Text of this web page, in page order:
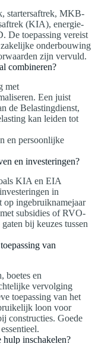
startersaftrek, MKB-
(KIA), energie-
De toepassing vereist
onderbouwing
zijn vervuld.
combineren?
met
Een juist
de Belastingdienst,
kan leiden tot
en persoonlijke
en investeringen?
KIA en EIA
in
op ingebruiknamejaar
subsidies of RVO-
bij keuzes tussen
van
boetes en
vervolging
toepassing van het
loon voor
constructies. Goede
hulp inschakelen?